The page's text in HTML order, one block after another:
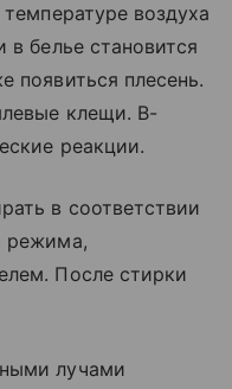
воздуха
в белье становится
появиться плесень.
клещи. В-
реакции.
в соответствии
режима,
После стирки
лучами